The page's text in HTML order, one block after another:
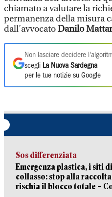
chiamato a valutare la
permanenza della misura
dall’avvocatoDanilo
Non lasciare decidere
scegli La Nuova Sardegna
per le tue notizie su Google
Sos differenziata
Emergenza plastica, i siti
collasso: stop alla
rischia il blocco totale –